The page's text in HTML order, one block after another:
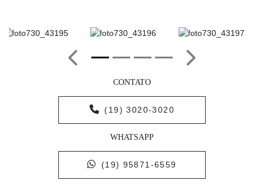
Anterior Próximo
CONTATO
(19) 3020-3020
WHATSAPP
(19) 95871-6559